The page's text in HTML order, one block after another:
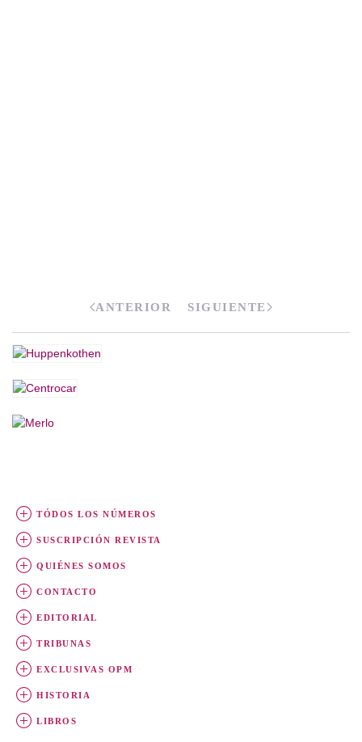
ANTERIOR SIGUIENTE
TÓDOS LOS NÚMEROS
SUSCRIPCIÓN REVISTA
QUIÉNES SOMOS
CONTACTO
EDITORIAL
TRIBUNAS
EXCLUSIVAS OPM
HISTORIA
LIBROS